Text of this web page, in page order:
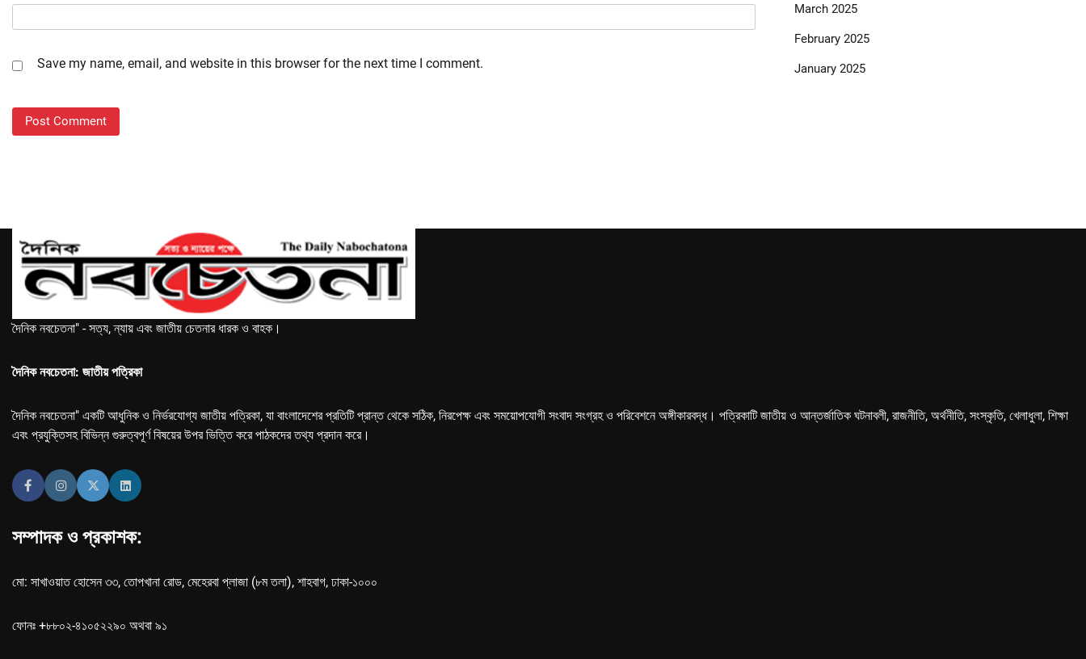
Save my name, email, and website in this browser for the next time I comment.
March 2025
February 2025
January 2025
দৈনিক নবচেতনা" - সত্য, ন্যায় এবং জাতীয় চেতনার ধারক ও বাহক।
দৈনিক নবচেতনা: জাতীয় পত্রিকা
দৈনিক নবচেতনা" একটি আধুনিক ও নির্ভরযোগ্য জাতীয় পত্রিকা, যা বাংলাদেশের প্রতিটি প্রান্ত থেকে সঠিক, নিরপেক্ষ এবং সময়োপযোগী সংবাদ সংগ্রহ ও পরিবেশনে অঙ্গীকারবদ্ধ। পত্রিকাটি জাতীয় ও আন্তর্জাতিক ঘটনাবলী, রাজনীতি, অর্থনীতি, সংস্কৃতি, খেলাধুলা, শিক্ষা
এবং প্রযুক্তিসহ বিভিন্ন গুরুত্বপূর্ণ বিষয়ের উপর ভিত্তি করে পাঠকদের তথ্য প্রদান করে।
সম্পাদক ও প্রকাশক:
মো: সাখাওয়াত হোসেন ৩৩, তোপখানা রোড, মেহেরবা প্লাজা (৮ম তলা), শাহবাগ, ঢাকা-১০০০
ফোনঃ +৮৮০২-৪১০৫২২৯০ অথবা ৯১